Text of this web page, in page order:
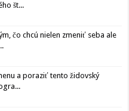
št...
čo chcú nielen zmeniť seba ale
a poraziť tento židovský